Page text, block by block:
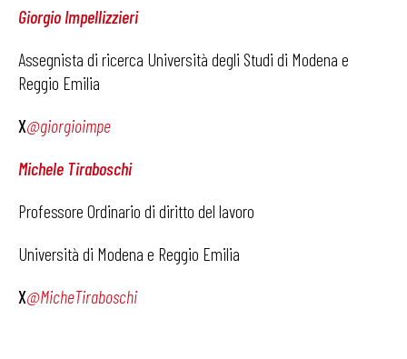
Giorgio Impellizzieri
Assegnista di ricerca Università degli Studi di Modena e
Reggio Emilia
X@giorgioimpe
Michele Tiraboschi
Professore Ordinario di diritto del lavoro
Università di Modena e Reggio Emilia
X@MicheTiraboschi